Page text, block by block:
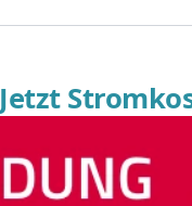
Jetzt